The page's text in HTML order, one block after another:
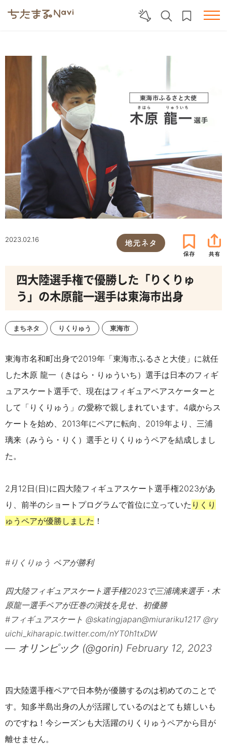
2023.02.16 地元ネタ
四大陸選手権で優勝した「りくりゅ
う」の木原龍一選手は東海市出身
まちネタ りくりゅう 東海市
東海市名和町出身で2019年「東海市ふるさと大使」に就任
した木原 龍一（きはら・りゅういち）選手は日本のフィギ
ュアスケート選手で、現在はフィギュアペアスケーターと
して「りくりゅう」の愛称で親しまれています。4歳からス
ケートを始め、2013年にペアに転向、2019年より、三浦
璃来（みうら・りく）選手とりくりゅうペアを結成しまし
た。
2月12日(日)に四大陸フィギュアスケート選手権2023があ
り、前半のショートプログラムで首位に立っていた りくり
ゅうペアが優勝しました ！
#りくりゅう ペアが勝利
四大陸フィギュアスケート選手権2023で三浦璃来選手・木
原龍一選手ペアが圧巻の演技を見せ、初優勝
#フィギュアスケート @skatingjapan@miurariku1217 @ry
uichi_kiharapic.twitter.com/nYT0h1txDW
— オリンピック (@gorin) February 12, 2023
四大陸選手権ペアで日本勢が優勝するのは初めてのことで
す。知多半島出身の人が活躍しているのはとても嬉しいも
のですね！今シーズンも大活躍のりくりゅうペアから目が
離せません。